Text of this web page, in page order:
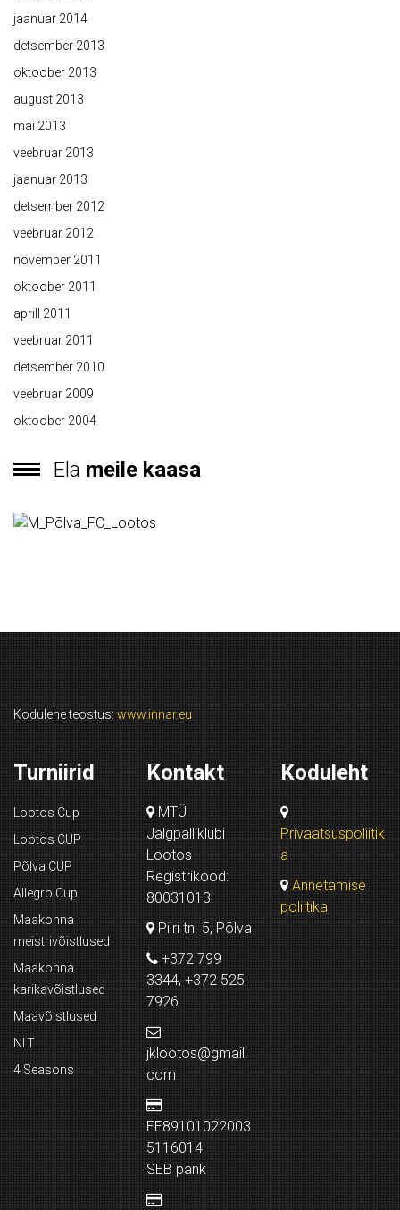
jaanuar 2014
detsember 2013
oktoober 2013
august 2013
mai 2013
veebruar 2013
jaanuar 2013
detsember 2012
veebruar 2012
november 2011
oktoober 2011
aprill 2011
veebruar 2011
detsember 2010
veebruar 2009
oktoober 2004
Ela meile kaasa
Kodulehe teostus: www.innar.eu
Turniirid
Lootos Cup
Lootos CUP
Põlva CUP
Allegro Cup
Maakonna
meistrivõistlused
Maakonna
karikavõistlused
Maavõistlused
NLT
4 Seasons
Kontakt
MTÜ
Jalgpalliklubi
Lootos
Registrikood:
80031013
Piiri tn. 5, Põlva
+372 799
3344, +372 525
7926
jklootos@gmail.
com
EE89101022003
5116014
SEB pank
Koduleht
Privaatsuspoliitik
a
Annetamise
poliitika